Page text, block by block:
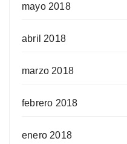
mayo 2018
abril 2018
marzo 2018
febrero 2018
enero 2018